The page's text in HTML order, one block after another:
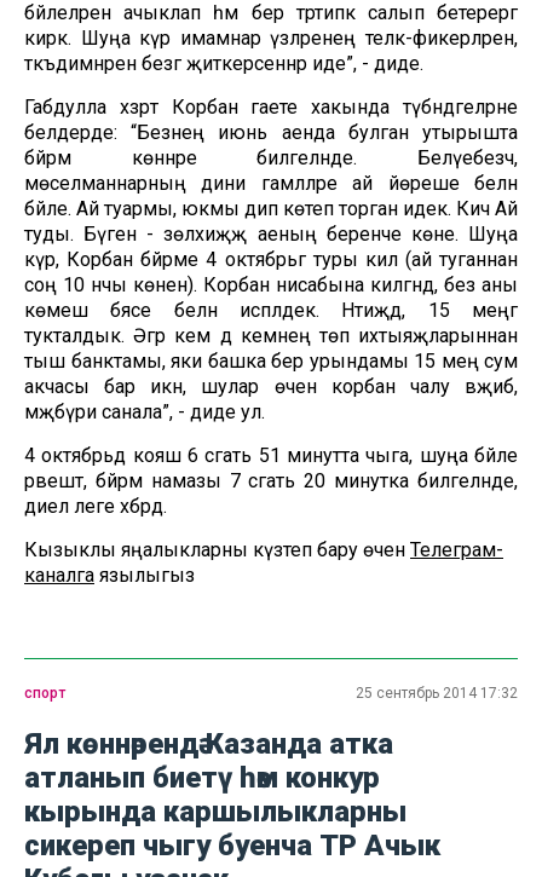
бәйлеләрен ачыклап һәм бер тәртипкә салып бетерергә
кирәк. Шуңа күрә имамнар үзләренең теләк-фикерләрен,
тәкъдимнәрен безгә җиткерсеннәр иде”, - диде.
Габдулла хәзрәт Корбан гаете хакында түбәндәгеләрне
белдерде: “Безнең июнь аенда булган утырышта
бәйрәм көннәре билгеләнде. Белүебезчә,
мөселманнарның дини гамәлләре ай йөреше белән
бәйле. Ай туармы, юкмы дип көтеп торган идек. Кичә Ай
туды. Бүген - зөлхиҗҗә аеның беренче көне. Шуңа
күрә, Корбан бәйрәме 4 октябрьгә туры килә (ай туганнан
соң 10 нчы көненә). Корбан нисабына килгәндә, без аны
көмеш бәясе белән исәпләдек. Нәтиҗәдә, 15 меңгә
тукталдык. Әгәр кем дә кемнең төп ихтыяҗларыннан
тыш банктамы, яки башка бер урындамы 15 мең сум
акчасы бар икән, шулар өчен корбан чалу вәҗиб,
мәҗбүри санала”, - диде ул.
4 октябрьдә кояш 6 сәгать 51 минутта чыга, шуңа бәйле
рәвештә, бәйрәм намазы 7 сәгать 20 минутка билгеләнде,
диелә әлеге хәбәрдә.
Кызыклы яңалыкларны күзәтеп бару өчен Телеграм-
каналга язылыгыз
спорт 25 сентябрь 2014 17:32
Ял көннәрендә Казанда атка
атланып биетү һәм конкур
кырында каршылыкларны
сикереп чыгу буенча ТР Ачык